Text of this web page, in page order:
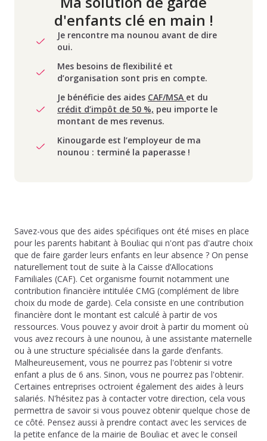
d'enfants clé en main !
Je rencontre ma nounou avant de dire
oui.
Mes besoins de flexibilité et
d’organisation sont pris en compte.
Je bénéficie des aides CAF/MSA et du
crédit d’impôt de 50 %, peu importe le
montant de mes revenus.
Kinougarde est l’employeur de ma
nounou : terminé la paperasse !
Savez-vous que des aides spécifiques ont été mises en place
pour les parents habitant à Bouliac qui n'ont pas d'autre choix
que de faire garder leurs enfants en leur absence ? On pense
naturellement tout de suite à la Caisse d’Allocations
Familiales (CAF). Cet organisme fournit notamment une
contribution financière intitulée CMG (complément de libre
choix du mode de garde). Cela consiste en une contribution
financière dont le montant est calculé à partir de vos
ressources. Vous pouvez y avoir droit à partir du moment où
vous avez recours à une nounou, à une assistante maternelle
ou à une structure spécialisée dans la garde d’enfants.
Malheureusement, vous ne pourrez pas l'obtenir si votre
enfant a plus de 6 ans. Sinon, vous ne pourrez pas l'obtenir.
Certaines entreprises octroient également des aides à leurs
salariés. N'hésitez pas à contacter votre direction, cela vous
permettra de savoir si vous pouvez obtenir quelque chose de
ce côté. Pensez aussi à prendre contact avec les services de
la petite enfance de la mairie de Bouliac et avec le conseil